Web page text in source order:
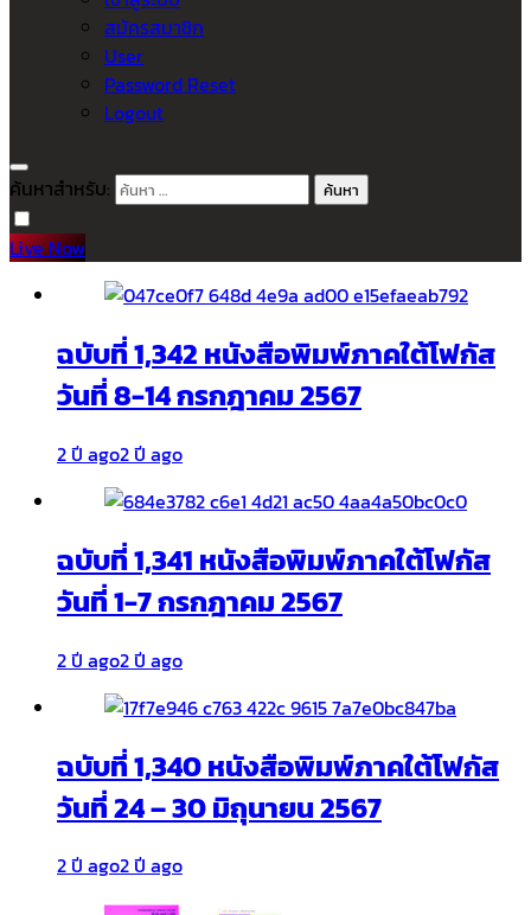
สมัครสมาชิก
User
Password Reset
Logout
ค้นหาสำหรับ:
Live Now
ฉบับที่ 1,342 หนังสือพิมพ์ภาคใต้โฟกัส
วันที่ 8-14 กรกฎาคม 2567
2 ปี ago2 ปี ago
ฉบับที่ 1,341 หนังสือพิมพ์ภาคใต้โฟกัส
วันที่ 1-7 กรกฎาคม 2567
2 ปี ago2 ปี ago
ฉบับที่ 1,340 หนังสือพิมพ์ภาคใต้โฟกัส
วันที่ 24 – 30 มิถุนายน 2567
2 ปี ago2 ปี ago